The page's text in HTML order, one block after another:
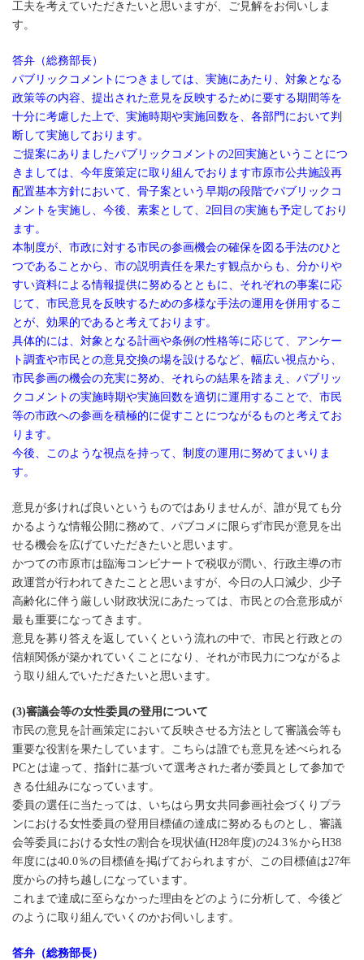
工夫を考えていただきたいと思いますが、ご見解をお伺いしま
す。
答弁（総務部長）
パブリックコメントにつきましては、実施にあたり、対象となる
政策等の内容、提出された意見を反映するために要する期間等を
十分に考慮した上で、実施時期や実施回数を、各部門において判
断して実施しております。
ご提案にありましたパブリックコメントの2回実施ということにつ
きましては、今年度策定に取り組んでおります市原市公共施設再
配置基本方針において、骨子案という早期の段階でパブリックコ
メントを実施し、今後、素案として、2回目の実施も予定しており
ます。
本制度が、市政に対する市民の参画機会の確保を図る手法のひと
つであることから、市の説明責任を果たす観点からも、分かりや
すい資料による情報提供に努めるとともに、それぞれの事案に応
じて、市民意見を反映するための多様な手法の運用を併用するこ
とが、効果的であると考えております。
具体的には、対象となる計画や条例の性格等に応じて、アンケー
ト調査や市民との意見交換の場を設けるなど、幅広い視点から、
市民参画の機会の充実に努め、それらの結果を踏まえ、パブリッ
クコメントの実施時期や実施回数を適切に運用することで、市民
等の市政への参画を積極的に促すことにつながるものと考えてお
ります。
今後、このような視点を持って、制度の運用に努めてまいりま
す。
意見が多ければ良いというものではありませんが、誰が見ても分
かるような情報公開に務めて、パブコメに限らず市民が意見を出
せる機会を広げていただきたいと思います。
かつての市原市は臨海コンビナートで税収が潤い、行政主導の市
政運営が行われてきたことと思いますが、今日の人口減少、少子
高齢化に伴う厳しい財政状況にあたっては、市民との合意形成が
最も重要になってきます。
意見を募り答えを返していくという流れの中で、市民と行政との
信頼関係が築かれていくことになり、それが市民力につながるよ
う取り組んでいただきたいと思います。
(3)審議会等の女性委員の登用について
市民の意見を計画策定において反映させる方法として審議会等も
重要な役割を果たしています。こちらは誰でも意見を述べられる
PCとは違って、指針に基づいて選考された者が委員として参加で
きる仕組みになっています。
委員の選任に当たっては、いちはら男女共同参画社会づくりプラ
ンにおける女性委員の登用目標値の達成に努めるものとし、審議
会等委員における女性の割合を現状値(H28年度)の24.3％からH38
年度には40.0％の目標値を掲げておられますが、この目標値は27年
度からの持ち越しになっています。
これまで達成に至らなかった理由をどのように分析して、今後ど
のように取り組んでいくのかお伺いします。
答弁（総務部長）